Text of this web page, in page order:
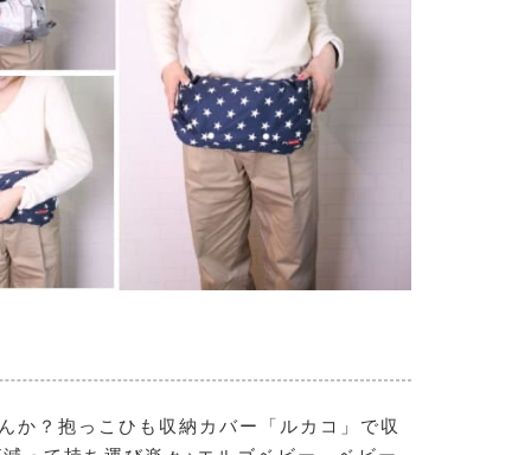
か？抱っこひも収納カバー「ルカコ」で収